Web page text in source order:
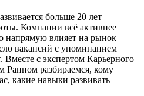
больше 20 лет
Компании всё активнее
напрямую влияет на рынок
вакансий с упоминанием
с экспертом Карьерного
Ранном разбираемся, кому
какие навыки развивать